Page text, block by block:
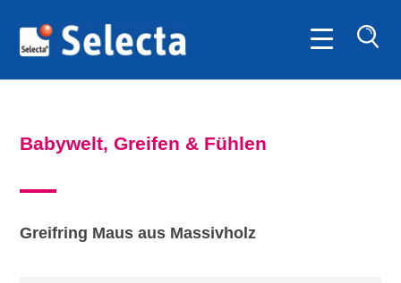
Babywelt, Greifen & Fühlen
Greifring Maus aus Massivholz